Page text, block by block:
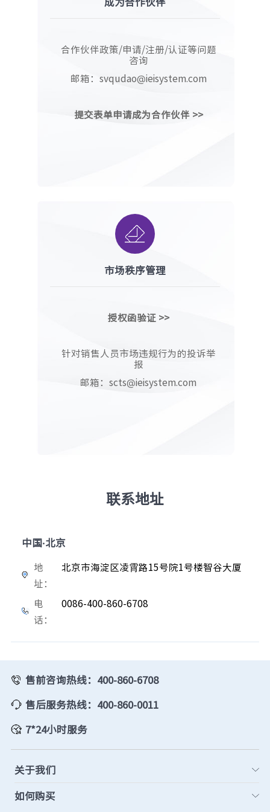
合作伙伴政策/申请/注册/认证等问题
咨询
邮箱：svqudao@ieisystem.com
提交表单申请成为合作伙伴 >>
市场秩序管理
授权函验证 >>
针对销售人员市场违规行为的投诉举
报
邮箱：scts@ieisystem.com
联系地址
中国·北京
地
址：
北京市海淀区凌霄路15号院1号楼智谷大厦
电
话：
0086-400-860-6708
售前咨询热线：400-860-6708
售后服务热线：400-860-0011
7*24小时服务
关于我们
如何购买